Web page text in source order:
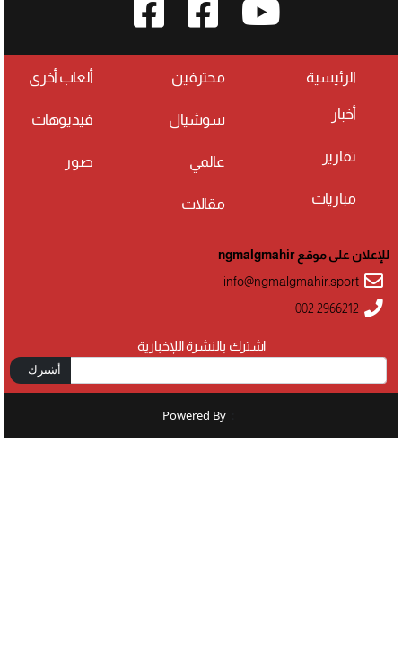
الرئيسية
أخبار
تقارير
مباريات
محترفين
سوشيال
عالمي
مقالات
ألعاب أخرى
فيديوهات
صور
اشترك بالنشرة اللإخبارية
أشترك
للإعلان على موقع ngmalgmahir
info@ngmalgmahir.sport
002 2966212
Powered By